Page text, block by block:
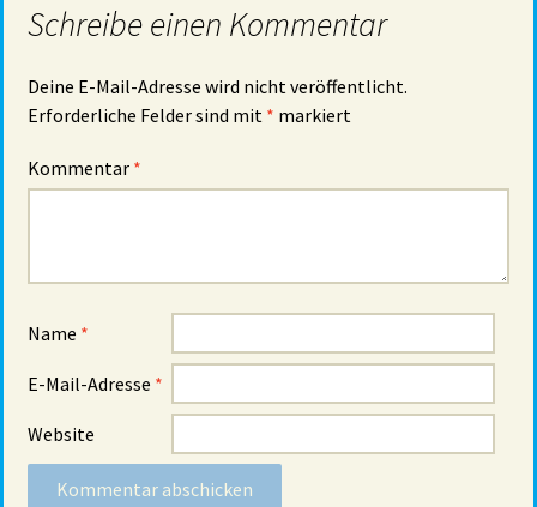
Schreibe einen Kommentar
Deine E-Mail-Adresse wird nicht veröffentlicht.
Erforderliche Felder sind mit * markiert
Kommentar *
Name *
E-Mail-Adresse *
Website